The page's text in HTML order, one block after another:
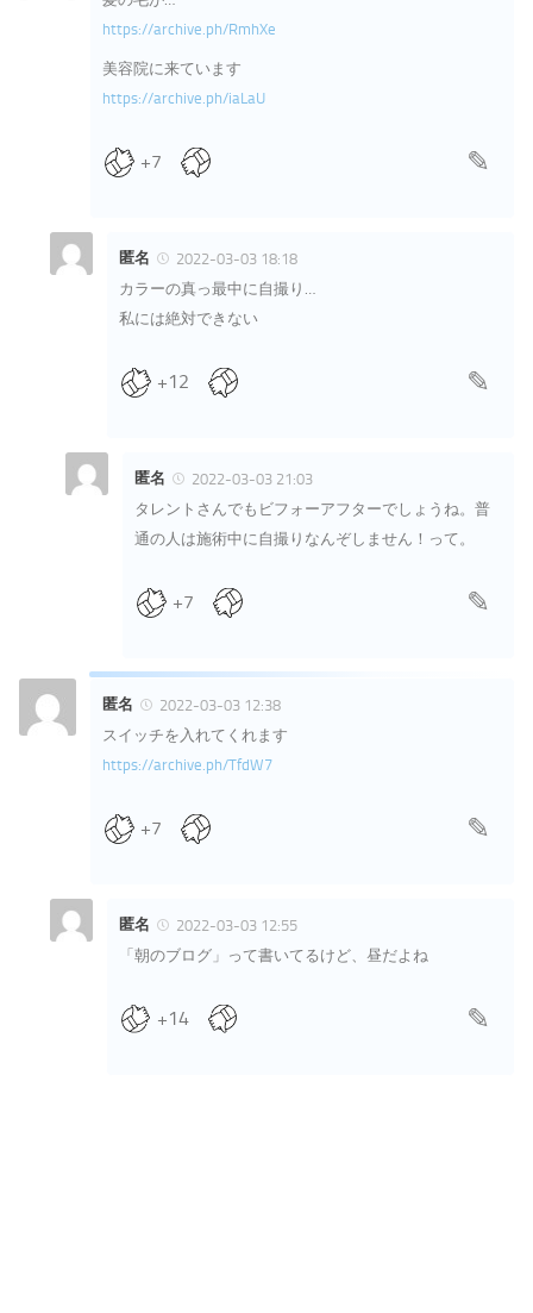
https://archive.ph/RmhXe
美容院に来ています
https://archive.ph/iaLaU
+7
匿名
2022-03-03 18:18
カラーの真っ最中に自撮り…
私には絶対できない
+12
匿名
2022-03-03 21:03
タレントさんでもビフォーアフターでしょうね。普
通の人は施術中に自撮りなんぞしません！って。
+7
匿名
2022-03-03 12:38
スイッチを入れてくれます
https://archive.ph/TfdW7
+7
匿名
2022-03-03 12:55
「朝のブログ」って書いてるけど、昼だよね
+14